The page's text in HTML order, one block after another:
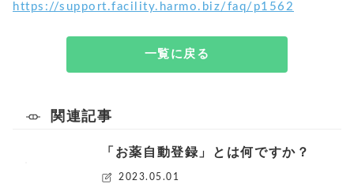
https://support.facility.harmo.biz/faq/p1562
一覧に戻る
関連記事
「お薬自動登録」とは何ですか？
2023.05.01